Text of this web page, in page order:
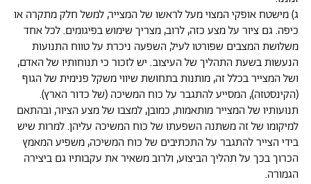
ג) מישטח אופקי המצוי מעל לראשו של המצייר, למשל חלק מתקרה או
כיפה. גם ציור על מצע כזה, לרוב, מצריך שימוש בפיגומים. לכל אחד
משלושת המצבים שפורטו לעיל, השפעה ניכרת על טווח התנועות
הנעשות בשעת התהליך של העיצוב. יש לזכור כי תנוחותיו של האדם,
ושל המצייר בכלל זה, מותנות בתחושת שיווי משקל פנימית של הגוף
(הקינסטזה), המסייע להתגבר על כוח המשיכה (של כדור הארץ).
תנועותיו של המצייר מותאמות, כמובן, למצבו של מצע הציור, ובהתאם
למיקומו של זה משתנה השפעתו של כוח המשיכה עליהן. למרות שיש
בידי הצייר להתגבר על התכתיבים של כוח המשיכה, משפיע המאמץ
הכרוך בכך על תהליך הביצוע, ולרוב משאיר את עקבותיו גם ביצירה
הגמורה.